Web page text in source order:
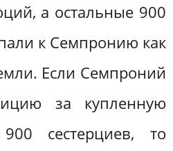
а остальные 900
к Семпронию как
Если Семпроний
за купленную
сестерциев, то